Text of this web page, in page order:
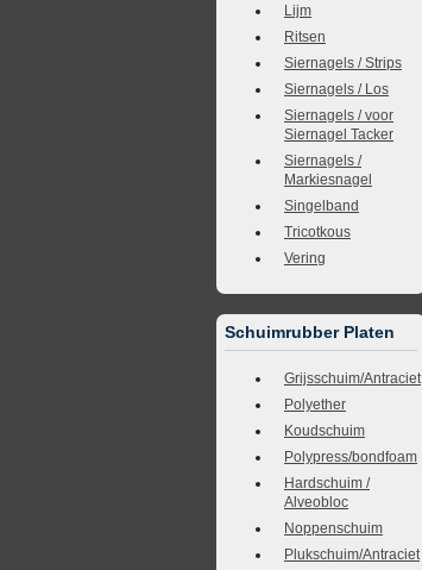
Lijm
Ritsen
Siernagels / Strips
Siernagels / Los
Siernagels / voor
Siernagel Tacker
Siernagels /
Markiesnagel
Singelband
Tricotkous
Vering
Schuimrubber Platen
Grijsschuim/Antraciet
Polyether
Koudschuim
Polypress/bondfoam
Hardschuim /
Alveobloc
Noppenschuim
Plukschuim/Antraciet